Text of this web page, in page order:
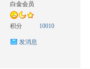
白金会员
积分 10010
发消息